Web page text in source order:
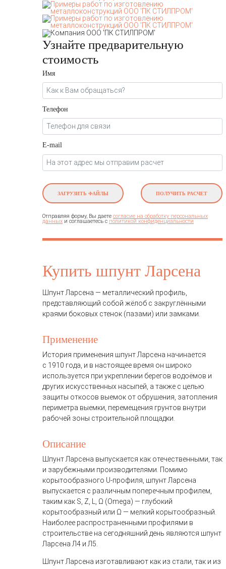
Узнайте предварительную
стоимость
Имя
Телефон
E-mail
ЗАГРУЗИТЬ ФАЙЛЫ ПОЛУЧИТЬ РАСЧЕТ
Отправляя форму, Вы даете согласие на обработку персональных
данных и соглашаетесь c политикой конфиденциальности
Купить шпунт Ларсена
Шпунт Ларсена — металлический профиль,
представляющий собой жёлоб c закруглёнными
краями боковых стенок (пазами) или замками.
Применение
История применения шпунт Ларсена начинается
с 1910 года, и в настоящее время он широко
используется при укреплении берегов водоёмов и
других искусственных насыпей, а также с целью
защиты откосов выемок от обрушения, затопления
периметра выемки, перемещения грунтов внутри
рабочей зоны строительной площадки.
Описание
Шпунт Ларсена выпускается как отечественными, так
и зарубежными производителями. Помимо
корытообразного U-профиля, шпунт Ларсена
выпускается с различным поперечным профилем,
таким как S, Z, L, Ω (Omega) — глубокий
корытообразный или Ω — мелкий корытообразный.
Наиболее распространенными профилями в
строительстве на сегодняшний день являются шпунт
Ларсена Л4 и Л5.
Шпунт Ларсена изготавливают как из стали, так и из